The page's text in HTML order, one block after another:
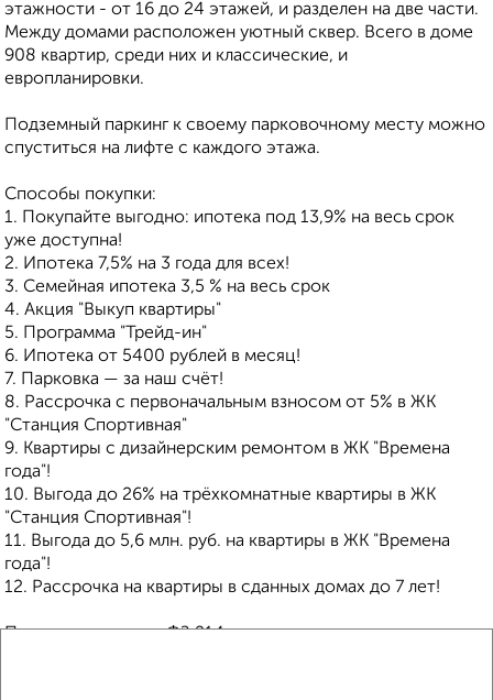
этажности - от 16 до 24 этажей, и разделен на две части.
Между домами расположен уютный сквер. Всего в доме
908 квартир, среди них и классические, и
европланировки.
Подземный паркинг к своему парковочному месту можно
спуститься на лифте с каждого этажа.
Способы покупки:
1. Покупайте выгодно: ипотека под 13,9% на весь срок
уже доступна!
2. Ипотека 7,5% на 3 года для всех!
3. Семейная ипотека 3,5 % на весь срок
4. Акция "Выкуп квартиры"
5. Программа "Трейд-ин"
6. Ипотека от 5400 рублей в месяц!
7. Парковка — за наш счёт!
8. Рассрочка с первоначальным взносом от 5% в ЖК
"Станция Спортивная"
9. Квартиры с дизайнерским ремонтом в ЖК "Времена
года"!
10. Выгода до 26% на трёхкомнатные квартиры в ЖК
"Станция Спортивная"!
11. Выгода до 5,6 млн. руб. на квартиры в ЖК "Времена
года"!
12. Рассрочка на квартиры в сданных домах до 7 лет!
Покупка защищена ФЗ 214 с использованием эскроу